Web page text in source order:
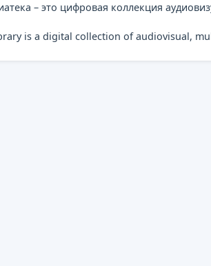
– это цифровая коллекция
is a digital collection of audiovisual,